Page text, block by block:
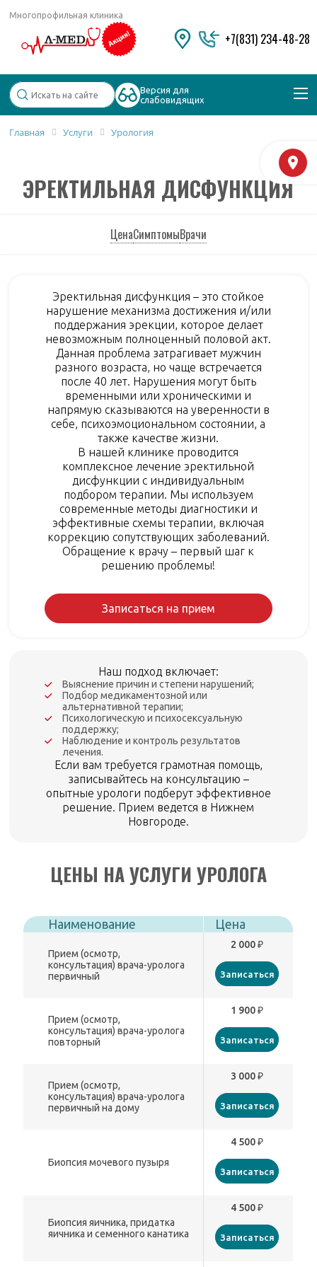
Многопрофильная клиника
Версия для
слабовидящих
+7(831) 234-48-28
Дерматолог
Косметология
Главная Услуги Урология
ЭРЕКТИЛЬНАЯ ДИСФУНКЦИЯ
ЦенаСимптомыВрачи
Эректильная дисфункция – это стойкое
нарушение механизма достижения и/или
поддержания эрекции, которое делает
невозможным полноценный половой акт.
Данная проблема затрагивает мужчин
разного возраста, но чаще встречается
после 40 лет. Нарушения могут быть
временными или хроническими и
напрямую сказываются на уверенности в
себе, психоэмоциональном состоянии, а
также качестве жизни.
В нашей клинике проводится
комплексное лечение эректильной
дисфункции с индивидуальным
подбором терапии. Мы используем
современные методы диагностики и
эффективные схемы терапии, включая
коррекцию сопутствующих заболеваний.
Обращение к врачу – первый шаг к
решению проблемы!
Записаться на прием
Наш подход включает:
Выяснение причин и степени нарушений;
Подбор медикаментозной или
альтернативной терапии;
Психологическую и психосексуальную
поддержку;
Наблюдение и контроль результатов
лечения.
Если вам требуется грамотная помощь,
записывайтесь на консультацию –
опытные урологи подберут эффективное
решение. Прием ведется в Нижнем
Новгороде.
ЦЕНЫ НА УСЛУГИ УРОЛОГА
Наименование Цена
Прием (осмотр,
консультация) врача-уролога
первичный
2 000 ₽
Записаться
Прием (осмотр,
консультация) врача-уролога
повторный
1 900 ₽
Записаться
Прием (осмотр,
консультация) врача-уролога
первичный на дому
3 000 ₽
Записаться
Биопсия мочевого пузыря
4 500 ₽
Записаться
Биопсия яичника, придатка
яичника и семенного канатика
4 500 ₽
Записаться